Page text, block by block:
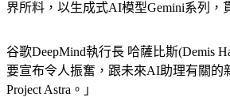
一年一度的谷歌開發者大會，在加州矽
谷歌DeepMind執行長 哈薩比斯(Demis
要宣布令人振奮，跟未來AI助理有關的